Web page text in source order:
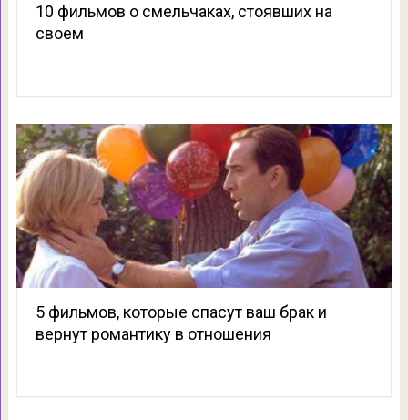
10 фильмов о смельчаках, стоявших на
своем
5 фильмов, которые спасут ваш брак и
вернут романтику в отношения